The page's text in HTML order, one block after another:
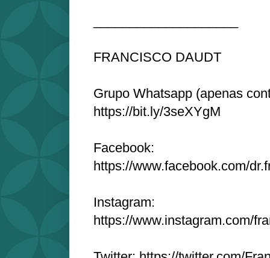
FRANCISCO DAUDT
Grupo Whatsapp (apenas
https://bit.ly/3seXYgM
Facebook:
https://www.facebook.com/
Instagram:
https://www.instagram.com/